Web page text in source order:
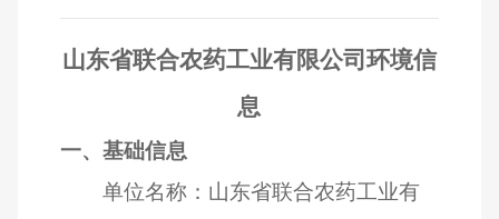
山东省联合农药工业有限公司环境信
息
一、基础信息
单位名称：山东省联合农药工业有